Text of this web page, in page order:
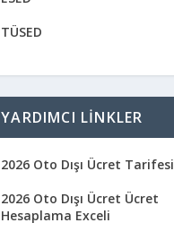
TÜSED
YARDIMCI LINKLER
2026 Oto Dışı Ücret Tarifesi
2026 Oto Dışı Ücret Ücret
Hesaplama Exceli